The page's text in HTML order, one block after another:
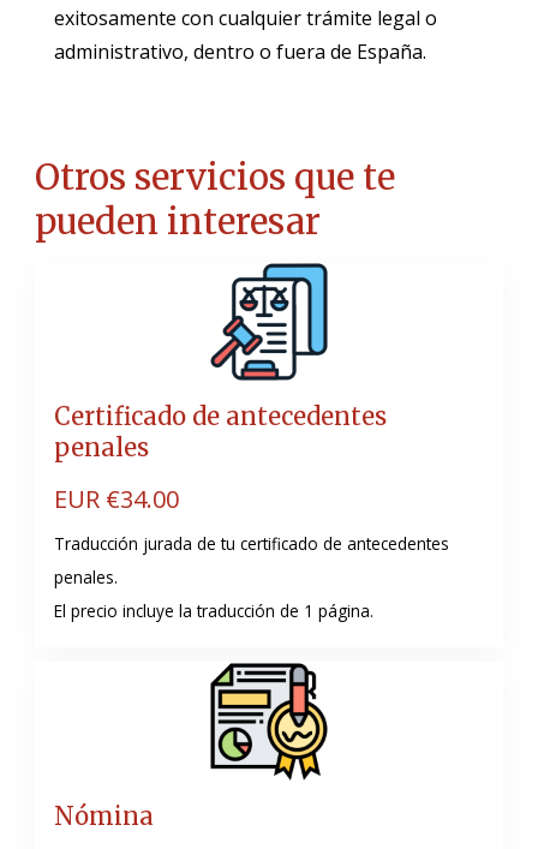
exitosamente con cualquier trámite legal o
administrativo, dentro o fuera de España.
Otros servicios que te
pueden interesar
Certificado de antecedentes
penales
EUR €34.00
Traducción jurada de tu certificado de antecedentes
penales.
El precio incluye la traducción de 1 página.
Nómina